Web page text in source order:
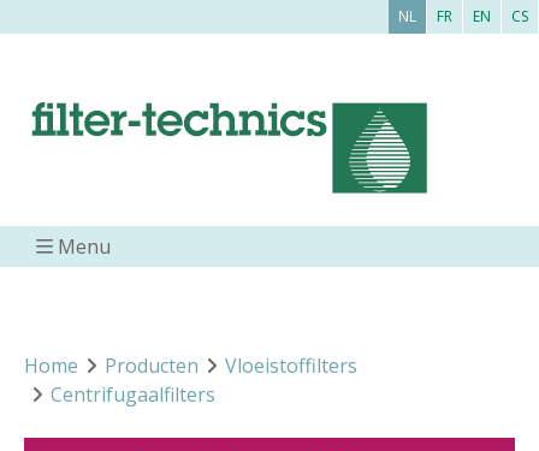
NL FR EN CS
Menu
Home Producten
Vloeistoffilters
Centrifugaalfilters